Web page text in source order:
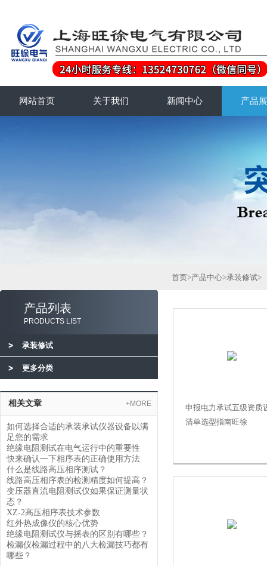
网站首页 关于我们 新闻中心 产品
产品列表
PRODUCTS LIST
承装修试
更多分类
相关文章 +MORE
如何选择合适的承装承试仪器设备以满
足您的需求
绝缘电阻测试在电气运行中的重要性
快来确认一下相序表的正确使用方法
什么是线路高压相序测试？
线路高压相序表的检测精度如何提高？
变压器直流电阻测试仪如果保证测量状
态？
XZ-2高压相序表技术参数
红外热成像仪的核心优势
绝缘电阻测试仪与摇表的区别有哪些？
检漏仪检漏过程中的八大检漏技巧都有
哪些？
首页>产品中心>承装修试>
申报电力承试五级资质
清单选型指南旺徐